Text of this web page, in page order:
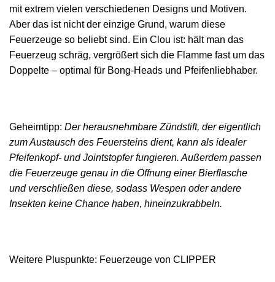
mit extrem vielen verschiedenen Designs und Motiven.
Aber das ist nicht der einzige Grund, warum diese
Feuerzeuge so beliebt sind. Ein Clou ist: hält man das
Feuerzeug schräg, vergrößert sich die Flamme fast um das
Doppelte – optimal für Bong-Heads und Pfeifenliebhaber.
Geheimtipp: Der herausnehmbare Zündstift, der eigentlich
zum Austausch des Feuersteins dient, kann als idealer
Pfeifenkopf- und Jointstopfer fungieren. Außerdem passen
die Feuerzeuge genau in die Öffnung einer Bierflasche
und verschließen diese, sodass Wespen oder andere
Insekten keine Chance haben, hineinzukrabbeln.
Weitere Pluspunkte: Feuerzeuge von CLIPPER